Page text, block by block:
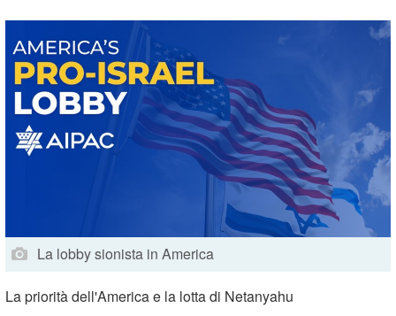
La lobby sionista in America
La priorità dell'America e la lotta di Netanyahu